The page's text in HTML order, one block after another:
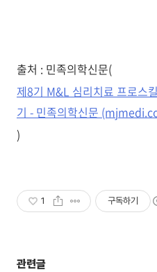
출처 : 민족의학신문(
제8기 M&L 심리치료 프로스
기 - 민족의학신문
)
1 구독하기
관련글